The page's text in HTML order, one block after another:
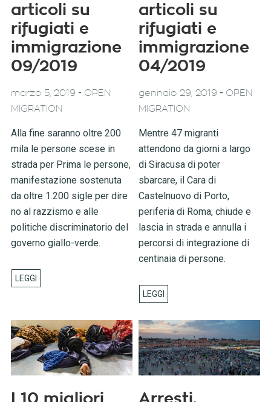
articoli su
rifugiati e
immigrazione
09/2019
marzo 5, 2019 - OPEN
MIGRATION
Alla fine saranno oltre 200
mila le persone scese in
strada per Prima le persone,
manifestazione sostenuta
da oltre 1.200 sigle per dire
no al razzismo e alle
politiche discriminatorio del
governo giallo-verde.
articoli su
rifugiati e
immigrazione
04/2019
gennaio 29, 2019 - OPEN
MIGRATION
Mentre 47 migranti
attendono da giorni a largo
di Siracusa di poter
sbarcare, il Cara di
Castelnuovo di Porto,
periferia di Roma, chiude e
lascia in strada e annulla i
percorsi di integrazione di
centinaia di persone.